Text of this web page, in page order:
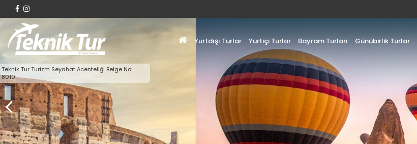
Yurtdışı Turlar Yurtiçi Turlar Bayram Turları Günübirlik Turlar
Teknik Tur Turizm Seyahat Acenteliği Belge No:
8010